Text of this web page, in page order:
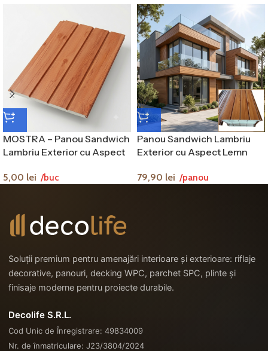
MOSTRA – Panou Sandwich
Lambriu Exterior cu Aspect
5,00 lei /buc
Panou Sandwich Lambriu
Exterior cu Aspect Lemn
79,90 lei /panou
Soluții premium pentru amenajări interioare și exterioare: riflaje
decorative, panouri, decking WPC, parchet SPC, plinte și
finisaje moderne pentru proiecte durabile.
Decolife S.R.L.
Cod Unic de Înregistrare: 49834009
Nr. de înmatriculare: J23/3804/2024